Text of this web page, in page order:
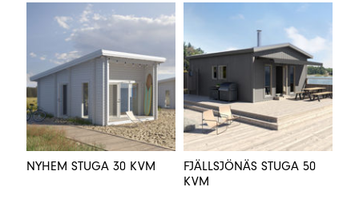
NYHEM STUGA 30 KVM
FJÄLLSJÖNÄS STUGA 50
KVM